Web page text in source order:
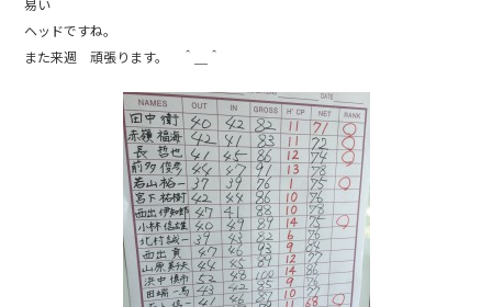
易い
ヘッドですね。
また来週 頑張ります。 ＾＿＾